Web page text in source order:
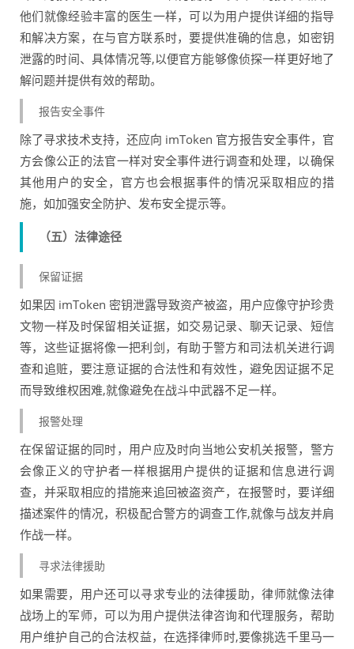
他们就像经验丰富的医生一样，可以为用户提供详细的指导
和解决方案，在与官方联系时，要提供准确的信息，如密钥
泄露的时间、具体情况等,以便官方能够像侦探一样更好地了
解问题并提供有效的帮助。
报告安全事件
除了寻求技术支持，还应向 imToken 官方报告安全事件，官
方会像公正的法官一样对安全事件进行调查和处理，以确保
其他用户的安全，官方也会根据事件的情况采取相应的措
施，如加强安全防护、发布安全提示等。
（五）法律途径
保留证据
如果因 imToken 密钥泄露导致资产被盗，用户应像守护珍贵
文物一样及时保留相关证据，如交易记录、聊天记录、短信
等，这些证据将像一把利剑，有助于警方和司法机关进行调
查和追赃，要注意证据的合法性和有效性，避免因证据不足
而导致维权困难,就像避免在战斗中武器不足一样。
报警处理
在保留证据的同时，用户应及时向当地公安机关报警，警方
会像正义的守护者一样根据用户提供的证据和信息进行调
查，并采取相应的措施来追回被盗资产，在报警时，要详细
描述案件的情况，积极配合警方的调查工作,就像与战友并肩
作战一样。
寻求法律援助
如果需要，用户还可以寻求专业的法律援助，律师就像法律
战场上的军师，可以为用户提供法律咨询和代理服务，帮助
用户维护自己的合法权益，在选择律师时,要像挑选千里马一